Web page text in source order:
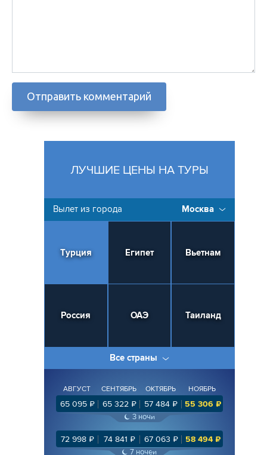
ЛУЧШИЕ ЦЕНЫ НА ТУРЫ
Вылет из города Москва
Турция Египет Вьетнам
Россия ОАЭ Таиланд
Все страны
АВГУСТ СЕНТЯБРЬ ОКТЯБРЬ НОЯБРЬ
65 095₽ 65 322 ₽ 57 484 ₽ 55 306 ₽
3 ночи
72 998₽ 74 841 ₽ 67 063 ₽ 58 494₽
7 ночей